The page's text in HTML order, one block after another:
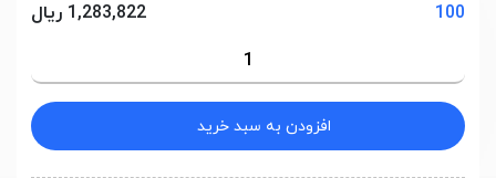
100
1,283,822 ریال
افزودن به سبد خرید